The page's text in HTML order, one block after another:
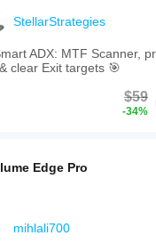
StellarStrategies
ADX: MTF Scanner,
clear Exit targets 🎯
$59
-34%
Edge Pro
mihlali700